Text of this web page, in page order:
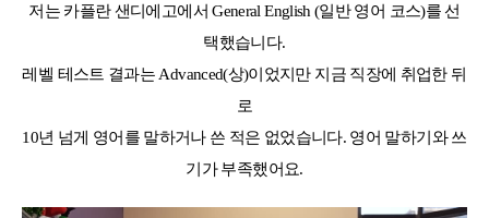
저는 카플란 샌디에고에서 General English (일반 영어 코스)를 선
택했습니다.
레벨 테스트 결과는 Advanced(상)이었지만 지금 직장에 취업한 뒤
로
10년 넘게 영어를 말하거나 쓴 적은 없었습니다. 영어 말하기와 쓰
기가 부족했어요.